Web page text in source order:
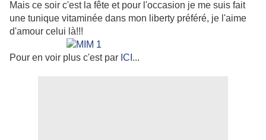
Mais ce soir c'est la fête et pour l'occasion je me suis fait
une tunique vitaminée dans mon liberty préféré, je l'aime
d'amour celui là!!!
Pour en voir plus c'est par ICI ...